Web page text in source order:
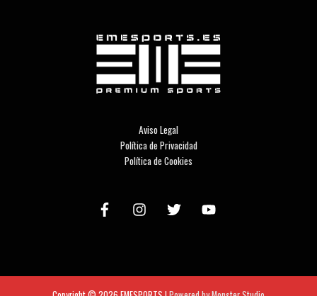
Aviso Legal
Política de Privacidad
Política de Cookies